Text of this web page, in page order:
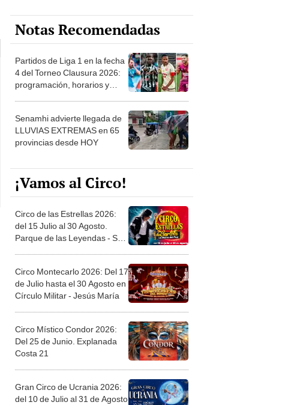
Notas Recomendadas
Partidos de Liga 1 en la fecha
4 del Torneo Clausura 2026:
programación, horarios y
Senamhi advierte llegada de
LLUVIAS EXTREMAS en 65
provincias desde HOY
¡Vamos al Circo!
Circo de las Estrellas 2026:
del 15 Julio al 30 Agosto.
Parque de las Leyendas - San
Circo Montecarlo 2026: Del 17
de Julio hasta el 30 Agosto en
Círculo Militar - Jesús María
Circo Místico Condor 2026:
Del 25 de Junio. Explanada
Costa 21
Gran Circo de Ucrania 2026:
del 10 de Julio al 31 de Agosto